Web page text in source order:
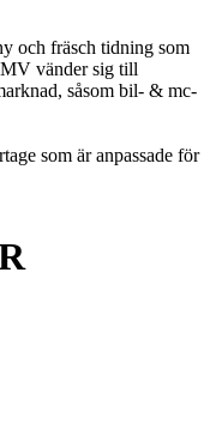
och fräsch tidning som
vänder sig till
såsom bil- & mc-
som är anpassade för